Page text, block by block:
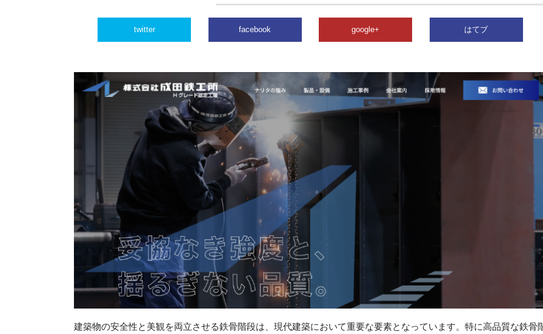
twitter facebook google+ はてブ
建築物の安全性と美観を両立させる鉄骨階段は、現代建築において重要な要素となっています。特に高品質な鉄骨